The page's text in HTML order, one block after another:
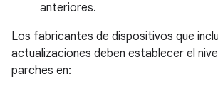
anteriores.
Los fabricantes de dispositivos que
actualizaciones deben establecer el
parches en: